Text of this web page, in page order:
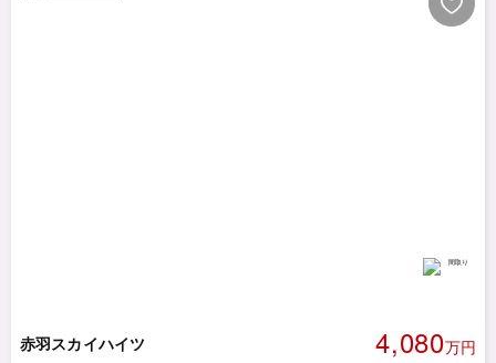
赤羽スカイハイツ 4,080万円